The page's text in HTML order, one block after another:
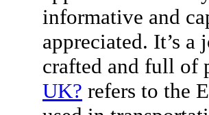
informative and
appreciated. It’s
crafted and full of
UK? refers to the